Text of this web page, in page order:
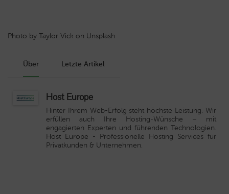
Photo by Taylor Vick on Unsplash
Über Letzte Artikel
Host Europe
Hinter Ihrem Web-Erfolg steht höchste Leistung. Wir
erfüllen auch Ihre Hosting-Wünsche – mit
engagierten Experten und führenden Technologien.
Host Europe - Professionelle Hosting Services für
Privatkunden & Unternehmen.